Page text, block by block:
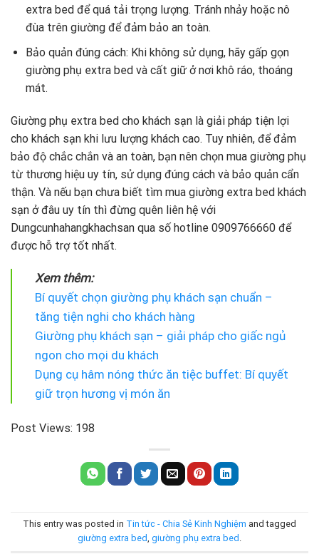
extra bed để quá tải trọng lượng. Tránh nhảy hoặc nô
đùa trên giường để đảm bảo an toàn.
Bảo quản đúng cách: Khi không sử dụng, hãy gấp gọn
giường phụ extra bed và cất giữ ở nơi khô ráo, thoáng
mát.
Giường phụ extra bed cho khách sạn là giải pháp tiện lợi
cho khách sạn khi lưu lượng khách cao. Tuy nhiên, để đảm
bảo độ chắc chắn và an toàn, bạn nên chọn mua giường phụ
từ thương hiệu uy tín, sử dụng đúng cách và bảo quản cẩn
thận. Và nếu bạn chưa biết tìm mua giường extra bed khách
sạn ở đâu uy tín thì đừng quên liên hệ với
Dungcunhahangkhachsan qua số hotline 0909766660 để
được hỗ trợ tốt nhất.
Xem thêm:
Bí quyết chọn giường phụ khách sạn chuẩn –
tăng tiện nghi cho khách hàng
Giường phụ khách sạn – giải pháp cho giấc ngủ
ngon cho mọi du khách
Dụng cụ hâm nóng thức ăn tiệc buffet: Bí quyết
giữ trọn hương vị món ăn
Post Views: 198
This entry was posted in Tin tức - Chia Sẻ Kinh Nghiệm and tagged
giường extra bed, giường phụ extra bed .